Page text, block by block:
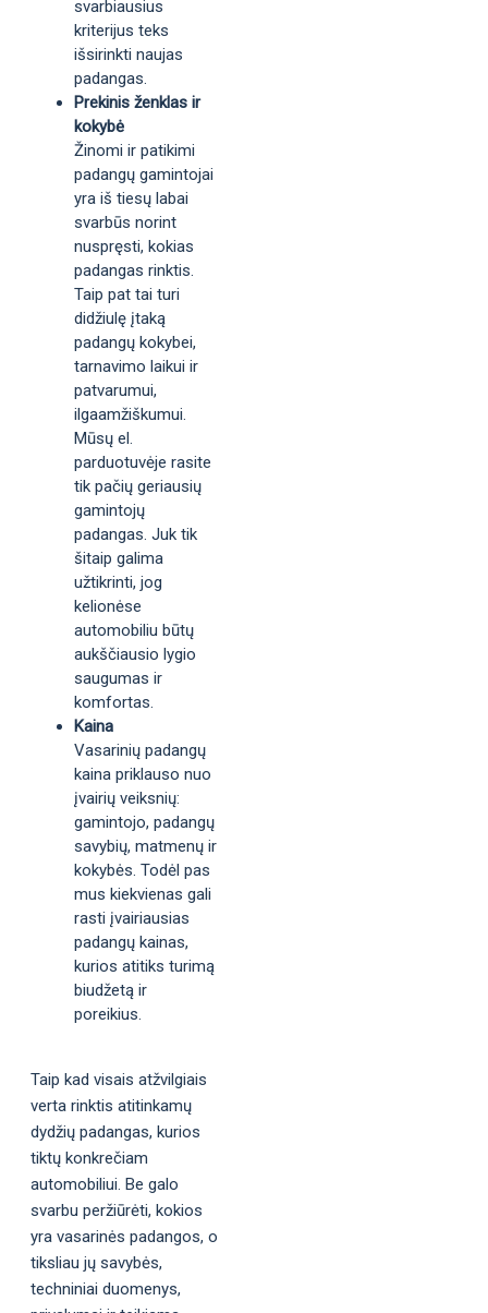
svarbiausius
kriterijus teks
išsirinkti naujas
padangas.
Prekinis ženklas ir
kokybė
Žinomi ir patikimi
padangų gamintojai
yra iš tiesų labai
svarbūs norint
nuspręsti, kokias
padangas rinktis.
Taip pat tai turi
didžiulę įtaką
padangų kokybei,
tarnavimo laikui ir
patvarumui,
ilgaamžiškumui.
Mūsų el.
parduotuvėje rasite
tik pačių geriausių
gamintojų
padangas. Juk tik
šitaip galima
užtikrinti, jog
kelionėse
automobiliu būtų
aukščiausio lygio
saugumas ir
komfortas.
Kaina
Vasarinių padangų
kaina priklauso nuo
įvairių veiksnių:
gamintojo, padangų
savybių, matmenų ir
kokybės. Todėl pas
mus kiekvienas gali
rasti įvairiausias
padangų kainas,
kurios atitiks turimą
biudžetą ir
poreikius.
Taip kad visais atžvilgiais
verta rinktis atitinkamų
dydžių padangas, kurios
tiktų konkrečiam
automobiliui. Be galo
svarbu peržiūrėti, kokios
yra vasarinės padangos, o
tiksliau jų savybės,
techniniai duomenys,